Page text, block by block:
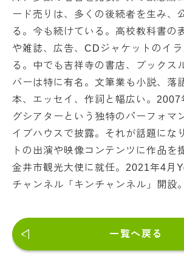
ード売りは、多くの後続者を生み、
る。今も続けている。高校教科書の
や雑誌、広告、CDジャケットのイ
る。中でも吉祥寺の書店、ブックス
バーは特に有名。文筆業も小説、落
本、エッセイ、作詞と幅広い。2007
グシアターという独特のパーフォマ
イブハウスで披露。それが話題にな
トの出演や映像コンテンツに作品を
金井市観光大使に就任。2021年4月
チャンネル「キンチャンネル」開設。
一覧へ戻る